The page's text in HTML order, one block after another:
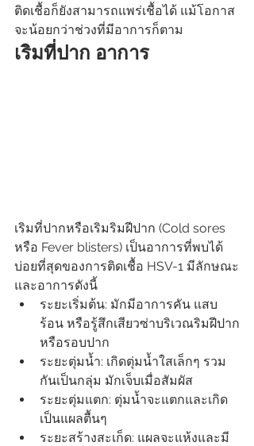
ติดเชื้อก็ยังสามารถแพร่เชื้อได้ แม้โอกาส
จะน้อยกว่าช่วงที่มีอาการก็ตาม
เริมที่ปาก อาการ
เริมที่ปากหรือเริมริมฝีปาก (Cold sores
หรือ Fever blisters) เป็นอาการที่พบได้
บ่อยที่สุดของการติดเชื้อ HSV-1 มีลักษณะ
และอาการดังนี้
ระยะเริ่มต้น: มักมีอาการคัน แสบ
ร้อน หรือรู้สึกเสียวซ่าบริเวณริมฝีปาก
หรือรอบปาก
ระยะตุ่มน้ำ: เกิดตุ่มน้ำใสเล็กๆ รวม
กันเป็นกลุ่ม มักเจ็บเมื่อสัมผัส
ระยะตุ่มแตก: ตุ่มน้ำจะแตกและเกิด
เป็นแผลตื้นๆ
ระยะสร้างสะเก็ด: แผลจะแห้งและมี